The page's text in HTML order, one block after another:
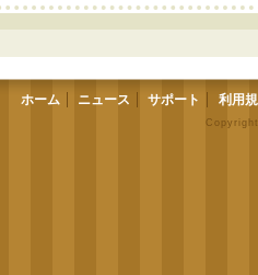
ホーム ニュース サポート 利用